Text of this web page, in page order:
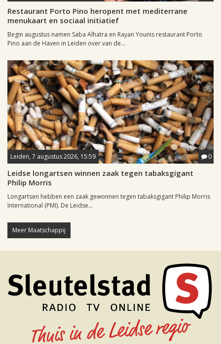
Restaurant Porto Pino heropent met mediterrane
menukaart en sociaal initiatief
Begin augustus namen Saba Alhatra en Rayan Younis restaurant Porto
Pino aan de Haven in Leiden over van de...
Leiden, 7 augustus 2026, 15:59 0
Leidse longartsen winnen zaak tegen tabaksgigant
Philip Morris
Longartsen hebben een zaak gewonnen tegen tabaksgigant Philip Morris
International (PMI). De Leidse...
Meer Maatschappij